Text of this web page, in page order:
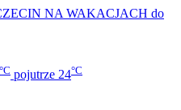
NA WAKACJACH do
°C pojutrze 24°C